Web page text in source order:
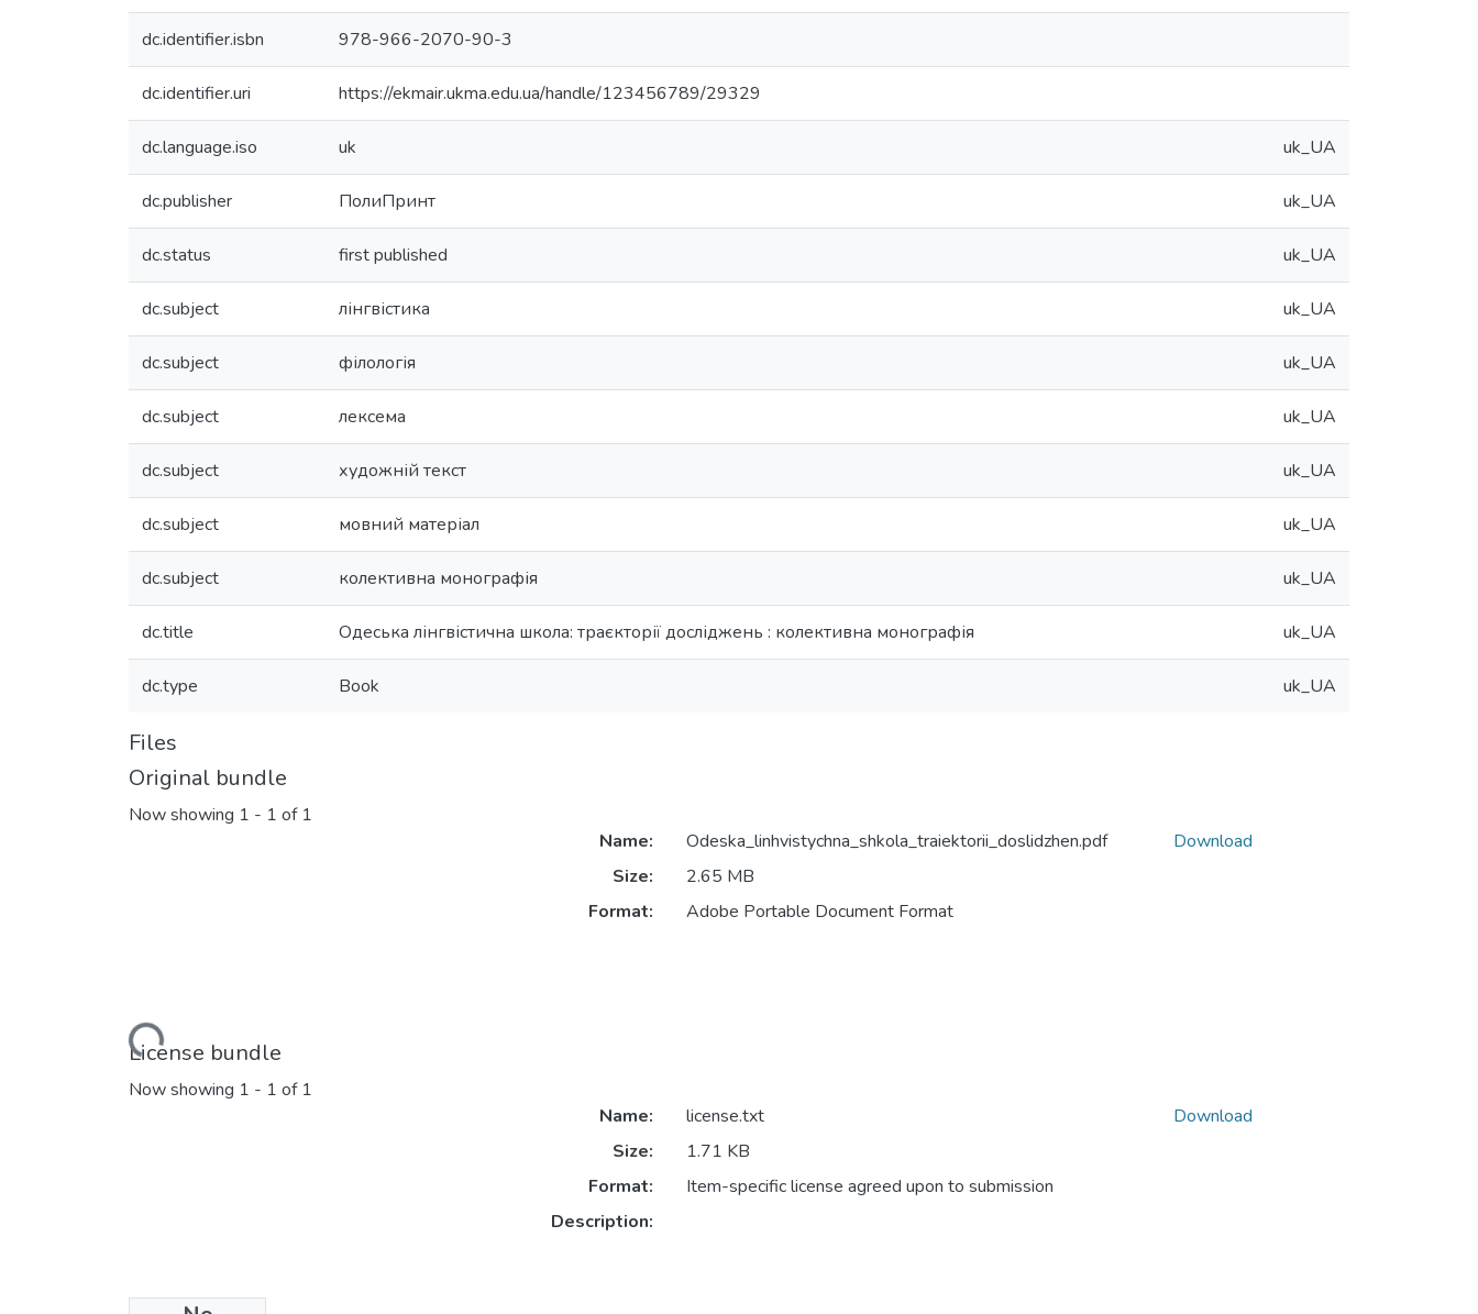
dc.identifier.isbn 978-966-2070-90-3
dc.identifier.uri https://ekmair.ukma.edu.ua/handle/123456789/29329
dc.language.iso uk uk_UA
dc.publisher ПолиПринт uk_UA
dc.status first published uk_UA
dc.subject лінгвістика uk_UA
dc.subject філологія uk_UA
dc.subject лексема uk_UA
dc.subject художній текст uk_UA
dc.subject мовний матеріал uk_UA
dc.subject колективна монографія uk_UA
dc.title Одеська лінгвістична школа: траєкторії досліджень : колективна монографія uk_UA
dc.type Book uk_UA
Files
Original bundle
Now showing 1 - 1 of 1
Loading...
Name:
Odeska_linhvistychna_shkola_traiektorii_doslidzhen.pdf
Size:
2.65 MB
Format:
Adobe Portable Document Format
Download
License bundle
Now showing 1 - 1 of 1
Name:
license.txt
Size:
1.71 KB
Format:
Item-specific license agreed upon to submission
Description:
Download